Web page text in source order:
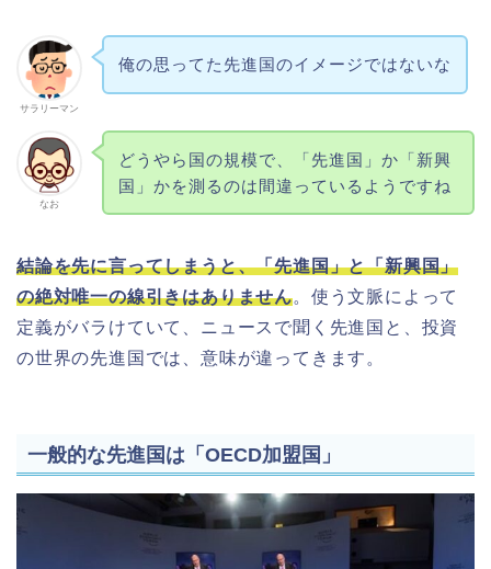
サラリーマン
俺の思ってた先進国のイメージではないな
なお
どうやら国の規模で、「先進国」か「新興
国」かを測るのは間違っているようですね
結論を先に言ってしまうと、「先進国」と「新興国」
の絶対唯一の線引きはありません。使う文脈によって
定義がバラけていて、ニュースで聞く先進国と、投資
の世界の先進国では、意味が違ってきます。
一般的な先進国は「OECD加盟国」